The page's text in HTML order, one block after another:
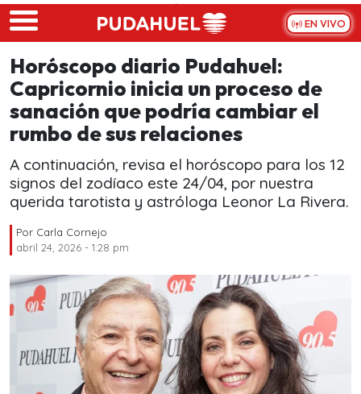
Skip to main content
EN VIVO
Horóscopo diario Pudahuel:
Capricornio inicia un proceso de
sanación que podría cambiar el
rumbo de sus relaciones
A continuación, revisa el horóscopo para los 12
signos del zodíaco este 24/04, por nuestra
querida tarotista y astróloga Leonor La Rivera.
Por Carla Cornejo
abril 24, 2026 - 1:28 pm